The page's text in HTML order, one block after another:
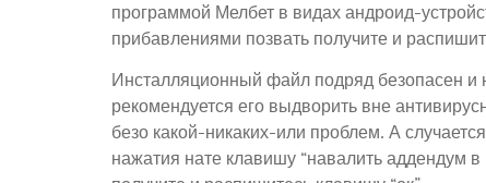
программой Мелбет в видах андроид-
прибавлениями позвать получите и
Инсталляционный файл подряд безопасен и
рекомендуется его выдворить вне
безо какой-никаких-или проблем. А
нажатия нате клавишу “навалить аддендум